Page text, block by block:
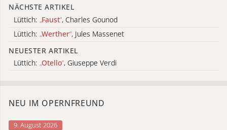
NÄCHSTE ARTIKEL
Lüttich: „Faust“, Charles Gounod
Lüttich: „Werther“, Jules Massenet
NEUESTER ARTIKEL
Lüttich: „Otello“, Giuseppe Verdi
NEU IM OPERNFREUND
9. August 2026